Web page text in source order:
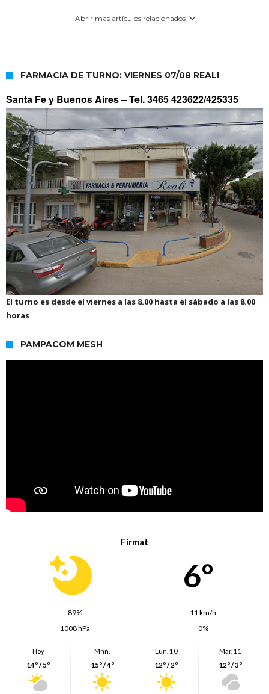
Abrir mas artículos relacionados
FARMACIA DE TURNO: VIERNES 07/08 REALI
Santa Fe y Buenos Aires –Tel. 3465 423622/425335
El turno es desde el viernes a las 8.00 hasta el sábado a las 8.00
horas
PAMPACOM MESH
Firmat
6º
89%
11 km/h
1008 hPa
0%
Hoy
14º / 5º
Mñn.
15º / 4º
Lun. 10
12º / 2º
Mar. 11
12º / 3º